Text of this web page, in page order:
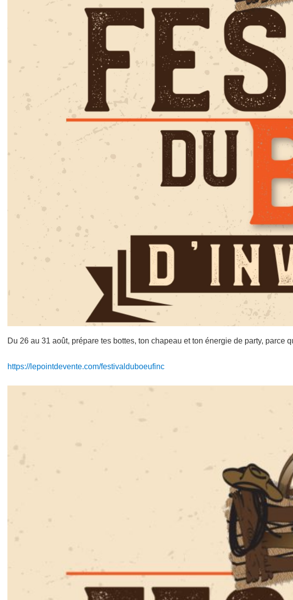
Du 26 au 31 août, prépare tes bottes, ton chapeau et ton énergie de party, parce
https://lepointdevente.com/festivalduboeufinc